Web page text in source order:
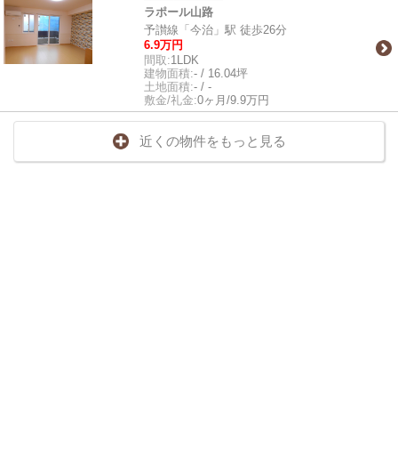
ラポール山路
予讃線「今治」駅 徒歩26分
6.9万円
間取:1LDK
建物面積:- / 16.04坪
土地面積:- / -
敷金/礼金:0ヶ月/9.9万円
近くの物件をもっと見る